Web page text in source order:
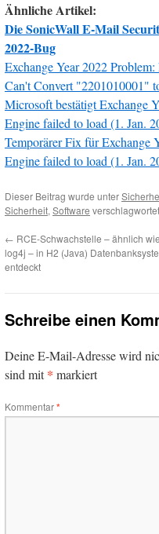
Ähnliche Artikel:
Die SonicWall E-Mail
2022-Bug
Exchange Year 2022
Can't Convert "2201010001"
Microsoft bestätigt Exchange
Engine failed to load (1. Jan.
Temporärer Fix für Exchange
Engine failed to load (1. Jan.
Dieser Beitrag wurde unter
Sicherheit, Software
← RCE-Schwachstelle – ähnlich wie
log4j – in H2 (Java)
entdeckt
Schreibe einen
Deine E-Mail-Adresse wird
sind mit* markiert
Kommentar*